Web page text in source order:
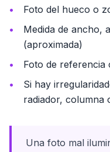
Foto del hueco o
Medida de ancho,
(aproximada)
Foto de referencia
Si hay
radiador, columna
Una foto mal